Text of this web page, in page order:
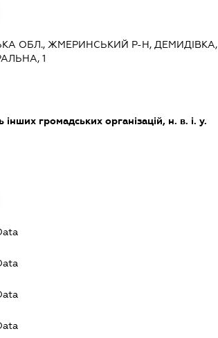
ОБЛ., ЖМЕРИНСЬКИЙ Р-Н, ДЕМИДІВКА,
1
інших громадських організацій, н. в. і. у.